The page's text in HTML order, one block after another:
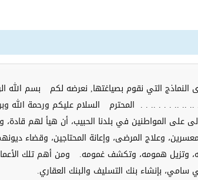
التي نقوم بصياغتها, نعرضه لكم بسم الله
.. .. . . . .. . . المحترم
السلام عليكم ورحمة الله
على المواطنين في بلدنا الحبيب، أن هيأ لهم
وعلاج المرضى، وإعانة المحتاجين، وقضاء
وتزيل همومه، وتكشف غمومه.
ومن أهم تلك
سامي، بإنشاء بنك التسليف والبنك العقاري.